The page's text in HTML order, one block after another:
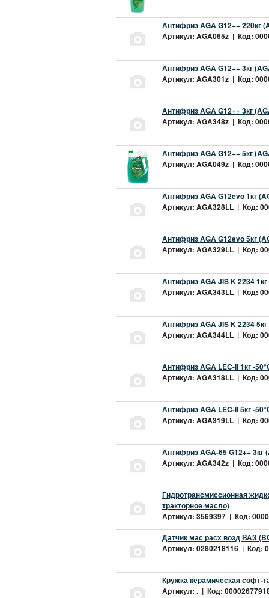
Антифриз AGA G12++ 220кг
Артикул: AGA065z | Код:
Антифриз AGA G12++ 3кг
Артикул: AGA301z | Код:
Антифриз AGA G12++ 3кг
Артикул: AGA348z | Код:
Антифриз AGA G12++ 5кг
Артикул: AGA049z | Код:
Антифриз AGA G12evo 1кг
Артикул: AGA328LL | Код:
Антифриз AGA G12evo 5кг
Артикул: AGA329LL | Код:
Антифриз AGA JIS K 2234
Артикул: AGA343LL | Код:
Антифриз AGA JIS K 2234
Артикул: AGA344LL | Код:
Антифриз AGA LEC-II 1кг -
Артикул: AGA318LL | Код:
Антифриз AGA LEC-II 5кг -
Артикул: AGA319LL | Код:
Антифриз AGA-65 G12++ 3кг
Артикул: AGA342z | Код:
Гидротрансмиссионная
тракторное масло)
Артикул: 3569397 | Код:
Датчик мас расх возд ВАЗ
Артикул: 0280218116 | Код:
Кружка керамическая софт-
Артикул: . | Код: